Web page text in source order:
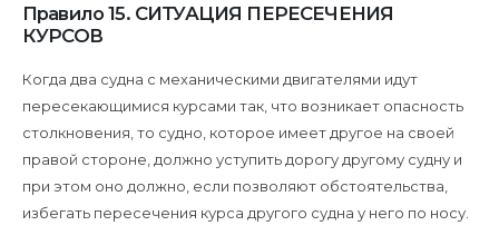
Правило 15. СИТУАЦИЯ ПЕРЕСЕЧЕНИЯ
КУРСОВ
Когда два судна с механическими двигателями идут
пересекающимися курсами так, что возникает опасность
столкновения, то судно, которое имеет другое на своей
правой стороне, должно уступить дорогу другому судну и
при этом оно должно, если позволяют обстоятельства,
избегать пересечения курса другого судна у него по носу.